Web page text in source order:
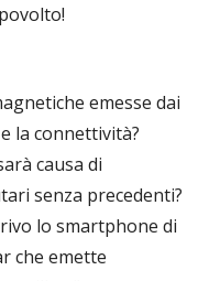
emesse dai
la connettività?
causa di
senza precedenti?
lo smartphone di
che emette